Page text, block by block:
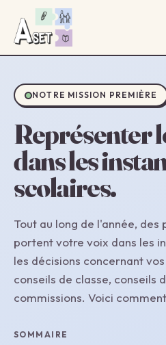
NOTRE MISSION PREMIÈRE
Représenter
dans les
scolaires.
Tout au long de l'année, des
portent votre voix dans les
les décisions concernant
conseils de classe, conseils
commissions. Voici
SOMMAIRE